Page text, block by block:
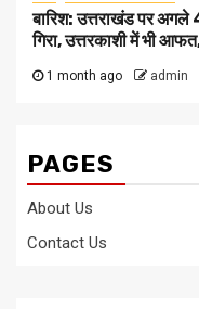
बारिश: उत्तराखंड पर अगले
गिरा, उत्तरकाशी में भी
1 month ago admin
PAGES
About Us
Contact Us